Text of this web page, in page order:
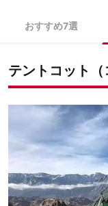
おすすめ7選
テントコット